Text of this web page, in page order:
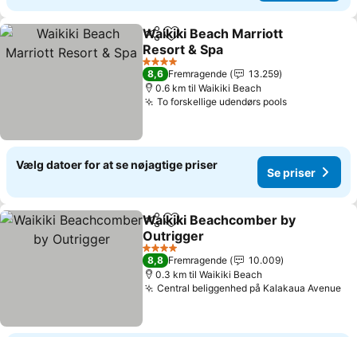
Del Føj til favoritter
Waikiki Beach Marriott
Resort & Spa
4 Stjerner
8,6 Fremragende
13.259
0.6 km til Waikiki Beach
To forskellige udendørs pools
Vælg datoer for at se nøjagtige priser
Se priser
Del Føj til favoritter
Waikiki Beachcomber by
Outrigger
4 Stjerner
8,8 Fremragende
10.009
0.3 km til Waikiki Beach
Central beliggenhed på Kalakaua Avenue